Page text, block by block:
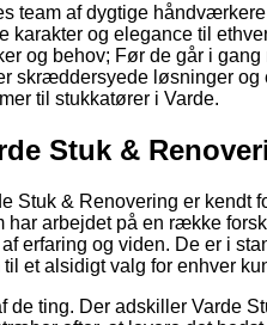
team af dygtige
karakter og elegance til
og behov; Før de går i
skræddersyede løsninger og
til stukkatører i Varde.
Stuk &
Stuk & Renovering er kendt
har arbejdet på en række
erfaring og viden. De er i
til et alsidigt valg for enhver
de ting. Der adskiller Varde